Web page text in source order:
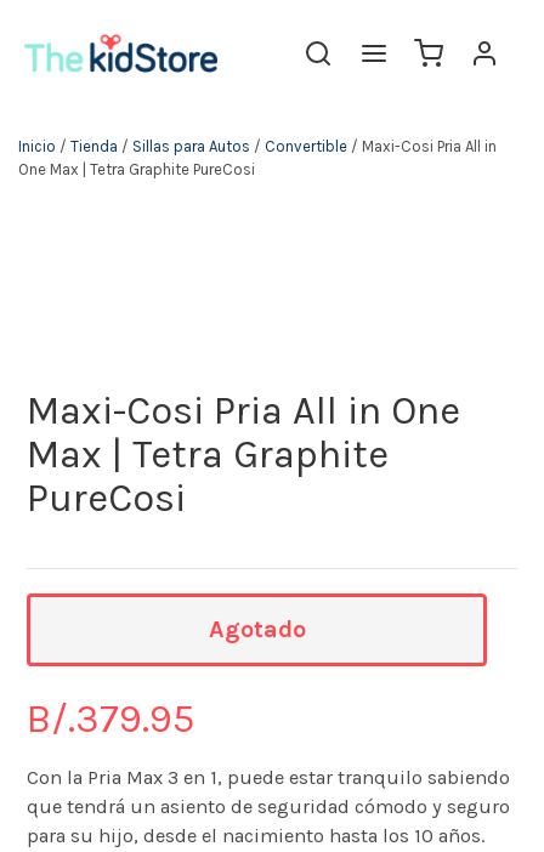
Inicio / Tienda / Sillas para Autos / Convertible / Maxi-Cosi Pria All in
One Max | Tetra Graphite PureCosi
Maxi-Cosi Pria All in One
Max | Tetra Graphite
PureCosi
B/.379.95
Con la Pria Max 3 en 1, puede estar tranquilo sabiendo
que tendrá un asiento de seguridad cómodo y seguro
para su hijo, desde el nacimiento hasta los 10 años.
Agotado